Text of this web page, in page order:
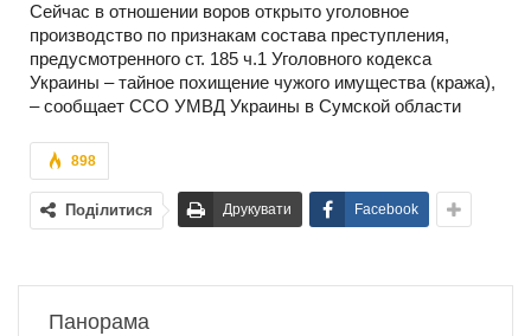
Сейчас в отношении воров открыто уголовное
производство по признакам состава преступления,
предусмотренного ст. 185 ч.1 Уголовного кодекса
Украины – тайное похищение чужого имущества (кража),
– сообщает ССО УМВД Украины в Сумской области
898
Поділитися Друкувати Facebook
Панорама